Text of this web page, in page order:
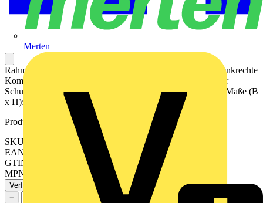
Merten
Rahmen 3fach, graphitschwarz matt für waagerechte und senkrechte
Kombination Mit Dichtungsflansch Art.-Nr.: 551 WU ist der
Schutzgrad IP44 gewährleistet. Material: Duroplast lackiert Maße (B
x H): 81 x 223 mm
Produktkennzeichen
SKU: LS983SWM
EAN: 4011377186811
GTIN: 4011377186811
MPN: LS 983 SWM
Verfügbar: 3 Händler
−